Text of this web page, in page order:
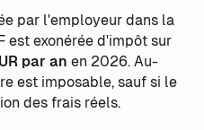
par l'employeur dans la
est exonérée d'impôt sur
par an en 2026. Au-
est imposable, sauf si le
des frais réels.